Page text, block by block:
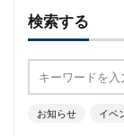
検索する
お知らせ イベ